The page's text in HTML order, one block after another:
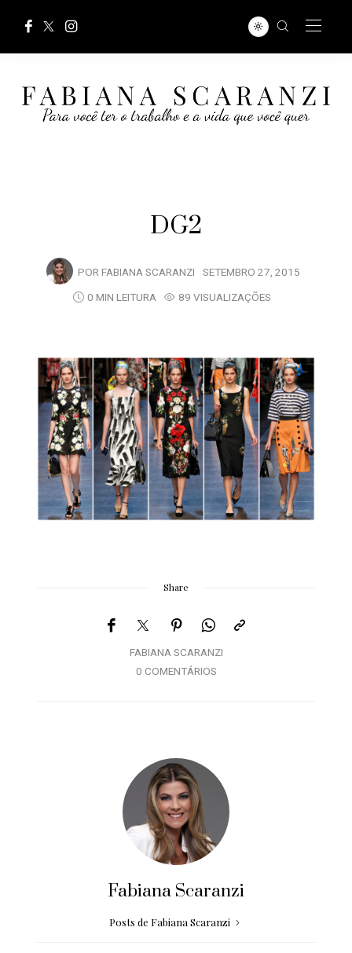
DG2
POR FABIANA SCARANZI SETEMBRO 27, 2015
0 MIN LEITURA
89 VISUALIZAÇÕES
Share
FABIANA SCARANZI
0 COMENTÁRIOS
Fabiana Scaranzi
Posts de Fabiana Scaranzi